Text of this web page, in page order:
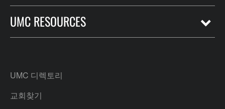
UMC RESOURCES
UMC 디렉토리
교회찾기